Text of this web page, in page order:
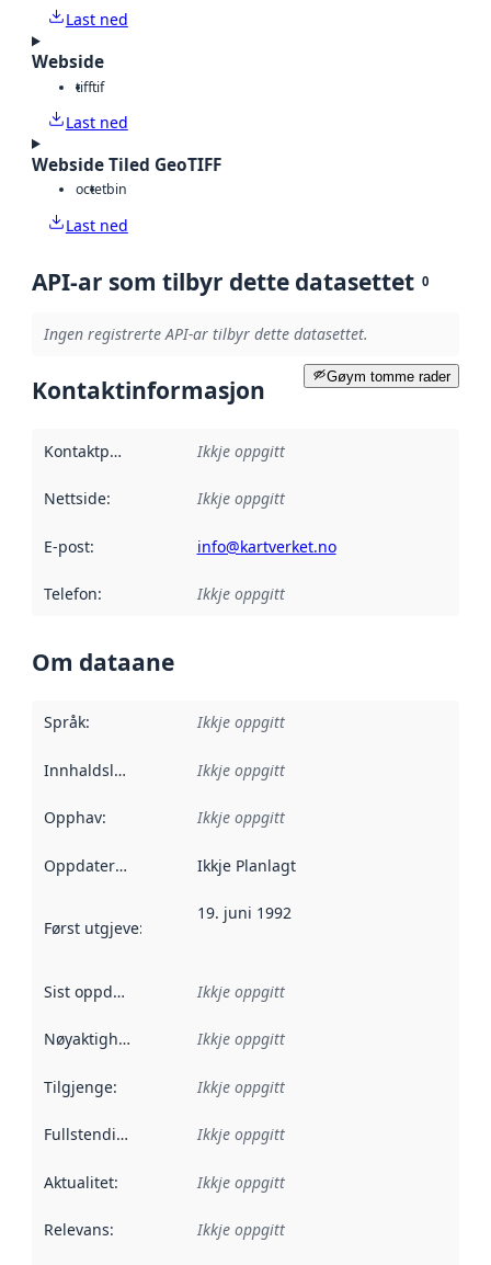
Last ned
Webside
tifftif
Last ned
Webside Tiled GeoTIFF
octetbin
Last ned
API-ar som tilbyr dette datasettet 0
Ingen registrerte API-ar tilbyr dette datasettet.
Gøym tomme rader
Kontaktinformasjon
Kontaktpunkt Ikkje oppgitt
Nettside: Ikkje oppgitt
E-post: info@kartverket.no
Telefon: Ikkje oppgitt
Om dataane
Språk: Ikkje oppgitt
Innhaldsleverandørar :
Ikkje oppgitt
Opphav: Ikkje oppgitt
Oppdateringsfrekvens :
Ikkje Planlagt
Først utgjeve: Denne datoen seier når dataa i dette
19. juni 1992
Sist oppdatert Ikkje oppgitt
Nøyaktigheit Ikkje oppgitt
Tilgjenge: Ikkje oppgitt
Fullstendigheit Ikkje oppgitt
Aktualitet: Ikkje oppgitt
Relevans: Ikkje oppgitt